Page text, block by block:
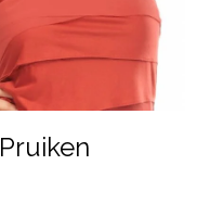
Pruiken